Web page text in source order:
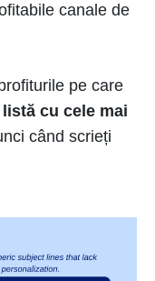
canale de
pe care
cu cele mai
când scrieți